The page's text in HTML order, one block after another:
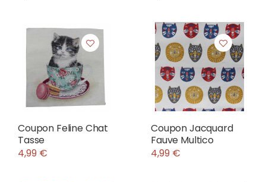
Coupon Feline Chat
Tasse
4,99 €
Coupon Jacquard
Fauve Multico
4,99 €